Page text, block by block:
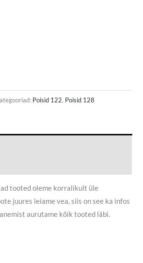
Poisid 122, Poisid 128
tooted oleme korralikult üle
juures leiame vea, siis on see ka infos
aurutame kõik tooted läbi.